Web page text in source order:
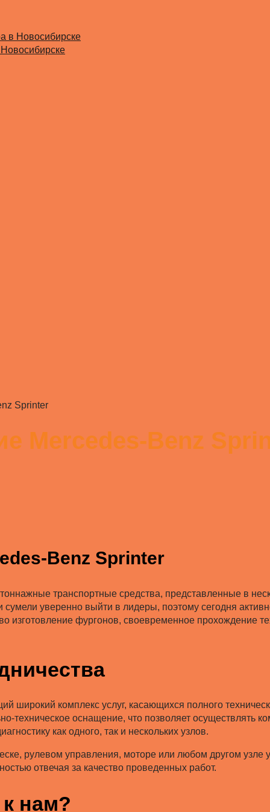
в Новосибирске
Sprinter
Mercedes-Benz
Benz Sprinter
транспортные средства, представленные в
уверенно выйти в лидеры, поэтому сегодня
изготовление фургонов, своевременное прохождение
комплекс услуг, касающихся полного
техническое оснащение, что позволяет осуществлять
как одного, так и нескольких узлов.
рулевом управления, моторе или любом другом
отвечая за качество проведенных работ.
нам?